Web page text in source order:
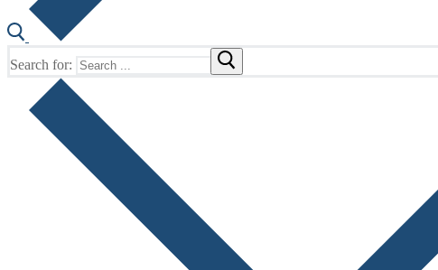
Search for: